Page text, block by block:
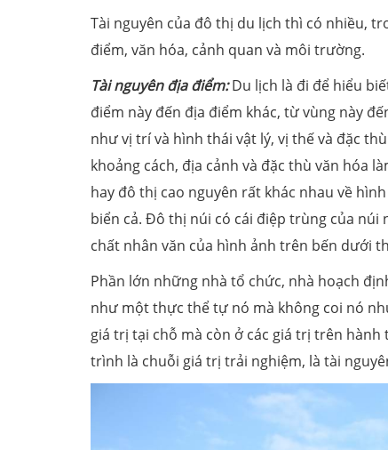
Tài nguyên của đô thị du lịch thì có nhiều,
điểm, văn hóa, cảnh quan và môi trường.
Tài nguyên địa điểm:Du lịch là đi để hiểu
điểm này đến địa điểm khác, từ vùng này
như vị trí và hình thái vật lý, vị thế và đặc
khoảng cách, địa cảnh và đặc thù văn hóa
hay đô thị cao nguyên rất khác nhau về
biển cả. Đô thị núi có cái điệp trùng của
chất nhân văn của hình ảnh trên bến dưới
Phần lớn những nhà tổ chức, nhà hoạch
như một thực thể tự nó mà không coi nó
giá trị tại chỗ mà còn ở các giá trị trên
trình là chuỗi giá trị trải nghiệm, là tài